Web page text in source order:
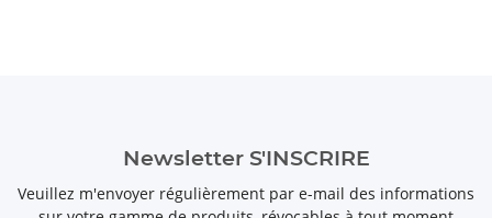
Newsletter S'INSCRIRE
Veuillez m'envoyer régulièrement par e-mail des informations